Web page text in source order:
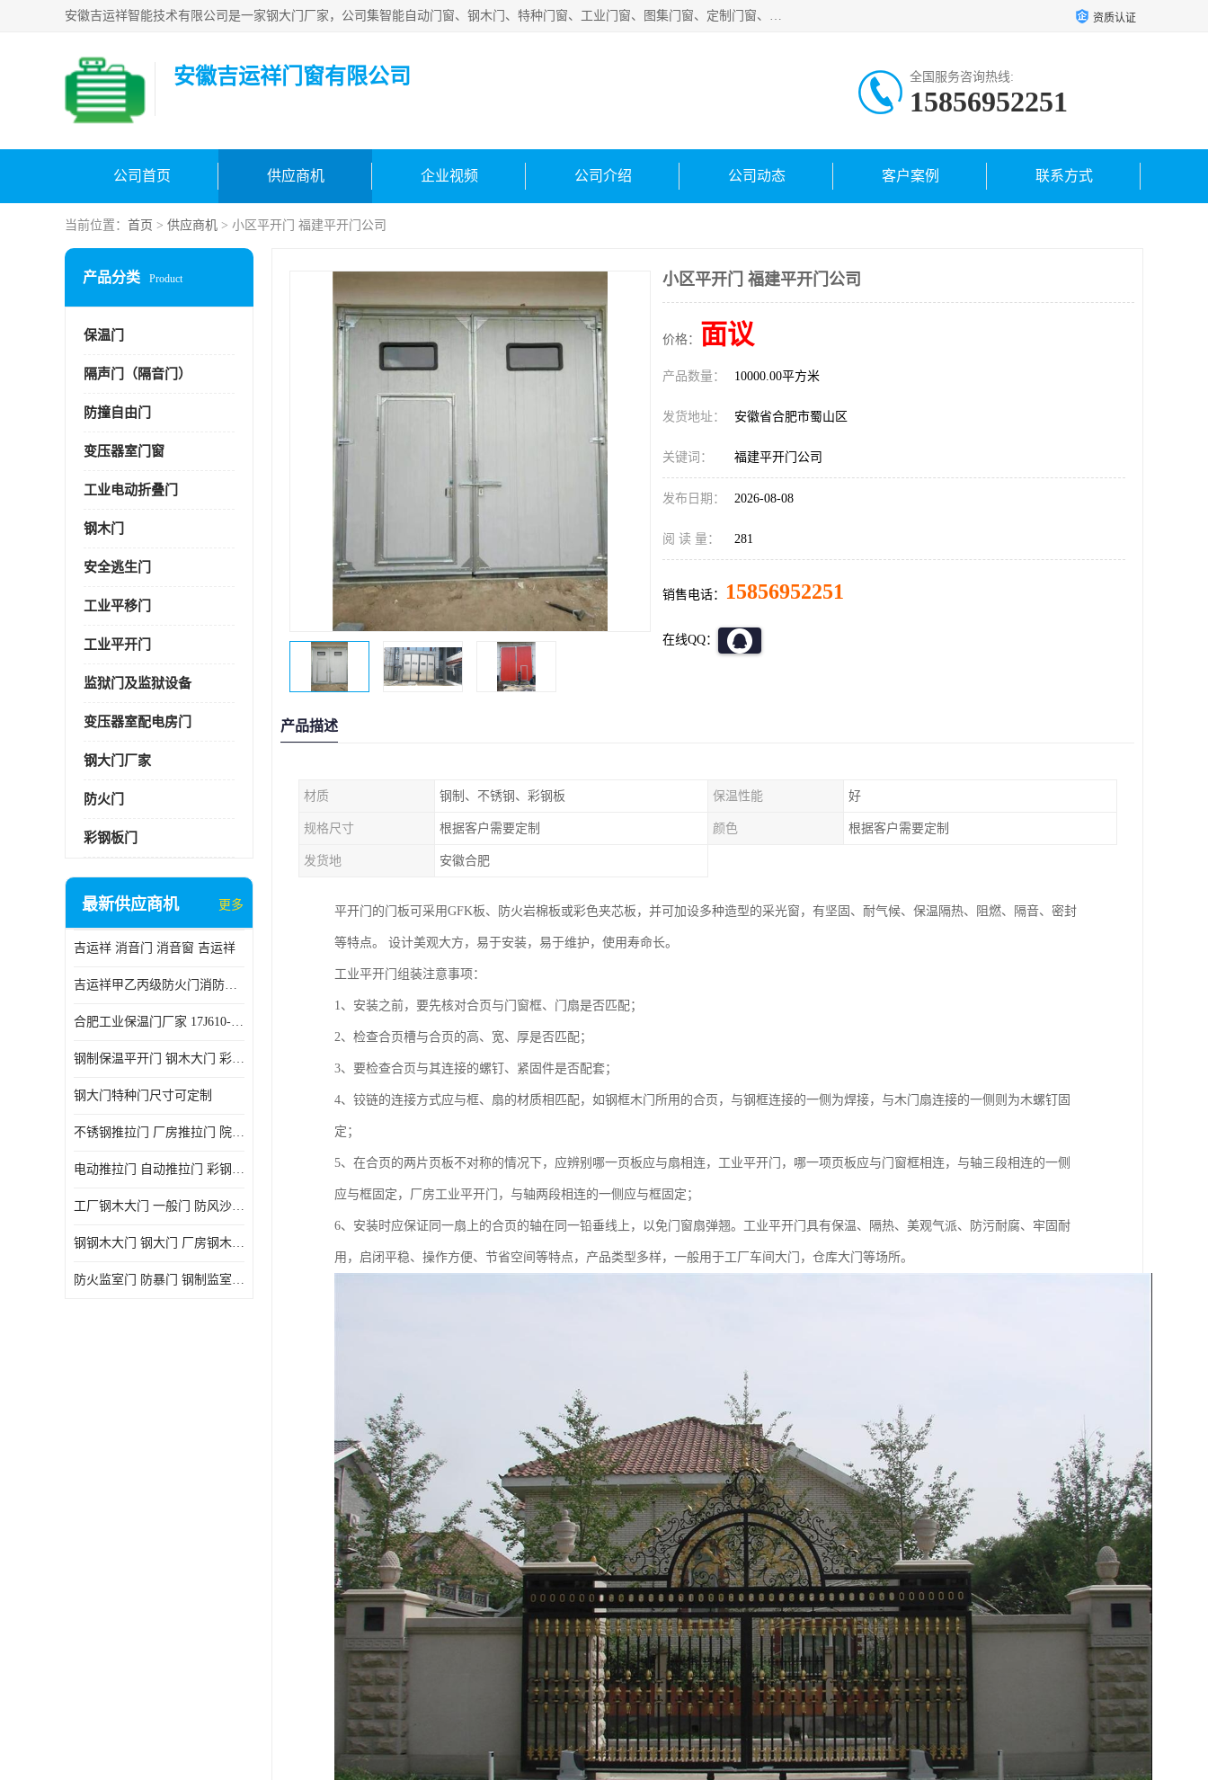
安徽吉运祥智能技术有限公司是一家钢大门厂家，公司集智能自动门窗、钢木门、特种门窗、工业门窗、图集门窗、定制门窗、非标门窗等通道产品的研发设计、制作、安装于一体的综合性、性高新技术企业。 资质认证
安徽吉运祥门窗有限公司 全国服务咨询热线:
15856952251
公司首页 供应商机 企业视频 公司介绍 公司动态 客户案例 联系方式
当前位置： 首页 > 供应商机 > 小区平开门 福建平开门公司
产品分类 Product
保温门
隔声门（隔音门）
防撞自由门
变压器室门窗
工业电动折叠门
钢木门
安全逃生门
工业平移门
工业平开门
监狱门及监狱设备
变压器室配电房门
钢大门厂家
防火门
彩钢板门
最新供应商机 更多
吉运祥 消音门 消音窗 吉运祥
吉运祥甲乙丙级防火门消防门一门一证
合肥工业保温门厂家 17J610-1保温门
钢制保温平开门 钢木大门 彩钢复合板门
钢大门特种门尺寸可定制
不锈钢推拉门 厂房推拉门 院墙推拉门 工业电动推拉门
电动推拉门 自动推拉门 彩钢板推拉门 夹芯板推拉门
工厂钢木大门 一般门 防风沙 风砂）门 防严寒门
钢钢木大门 钢大门 厂房钢木大门 高铁站钢木大门
防火监室门 防暴门 钢制监室门 报警监舍门
小区平开门 福建平开门公司
价格： 面议
产品数量： 10000.00平方米
发货地址： 安徽省合肥市蜀山区
关键词： 福建平开门公司
发布日期： 2026-08-08
阅 读 量： 281
销售电话： 15856952251
在线QQ：
产品描述
材质 钢制、不锈钢、彩钢板 保温性能 好
规格尺寸 根据客户需要定制 颜色 根据客户需要定制
发货地 安徽合肥
平开门的门板可采用GFK板、防火岩棉板或彩色夹芯板，并可加设多种造型的采光窗，有坚固、耐气候、保温隔热、阻燃、隔音、密封
等特点。 设计美观大方，易于安装，易于维护，使用寿命长。
工业平开门组装注意事项：
1、安装之前，要先核对合页与门窗框、门扇是否匹配；
2、检查合页槽与合页的高、宽、厚是否匹配；
3、要检查合页与其连接的螺钉、紧固件是否配套；
4、铰链的连接方式应与框、扇的材质相匹配，如钢框木门所用的合页，与钢框连接的一侧为焊接，与木门扇连接的一侧则为木螺钉固
定；
5、在合页的两片页板不对称的情况下，应辨别哪一页板应与扇相连，工业平开门，哪一项页板应与门窗框相连，与轴三段相连的一侧
应与框固定，厂房工业平开门，与轴两段相连的一侧应与框固定；
6、安装时应保证同一扇上的合页的轴在同一铅垂线上，以免门窗扇弹翘。工业平开门具有保温、隔热、美观气派、防污耐腐、牢固耐
用，启闭平稳、操作方便、节省空间等特点，产品类型多样，一般用于工厂车间大门，仓库大门等场所。